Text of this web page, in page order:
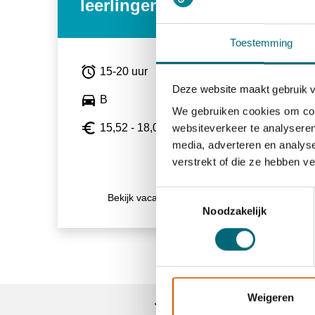
Toestemming
Deze website maakt gebruik
We gebruiken cookies om
websiteverkeer te
media, adverteren en
verstrekt of die ze hebben
Toestemmingsselectie
Noodzakelijk
Weigeren
leerlingenvervoer
alarm 15-20 uur
directions_car B
euro_symbol 15,52 - 18,00
Bekijk vacature